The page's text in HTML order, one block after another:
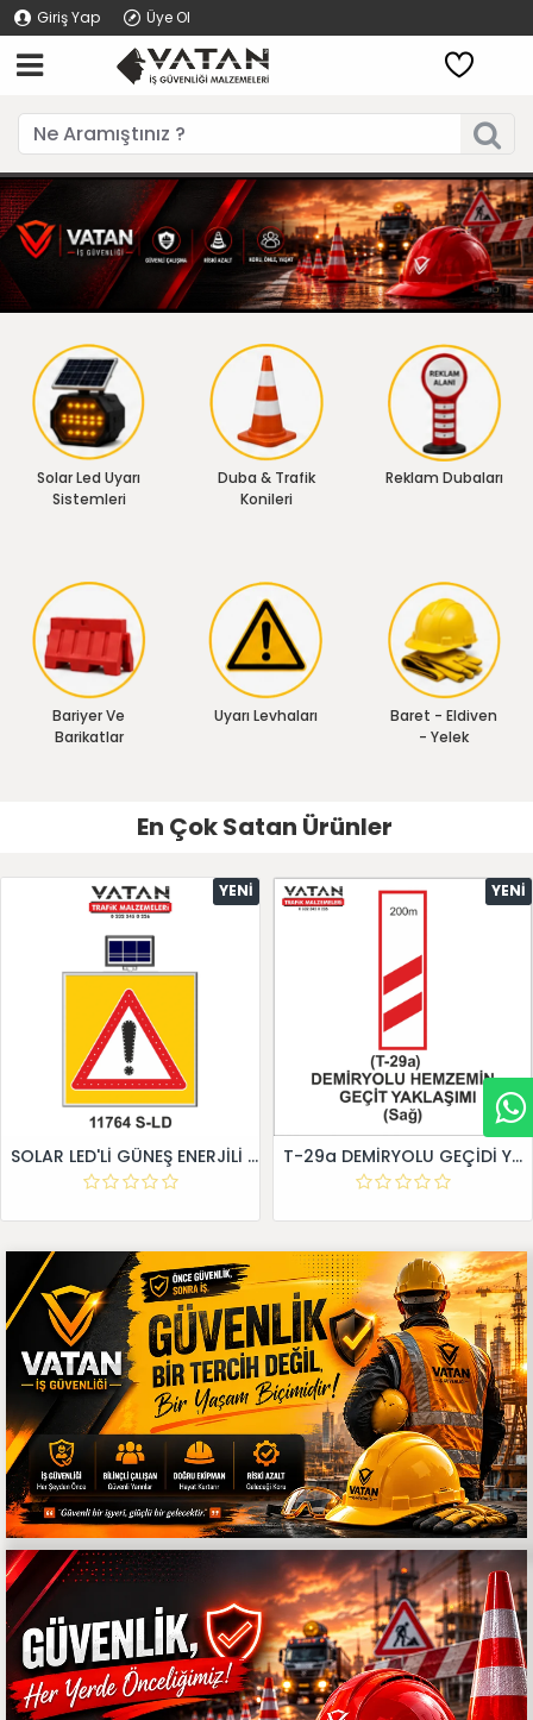
Giriş Yap Üye Ol
Solar Led Uyarı
Sistemleri
Duba & Trafik
Konileri
Reklam Dubaları
Bariyer Ve
Barikatlar
Uyarı Levhaları
Baret - Eldiven
- Yelek
En Çok Satan Ürünler
YENI
SOLAR LED'Lİ GÜNEŞ ENERJİLİ LEVHA
YENI
T-29a DEMİRYOLU GEÇİDİ YAKLAŞIM LEVHALARI (Sağ)